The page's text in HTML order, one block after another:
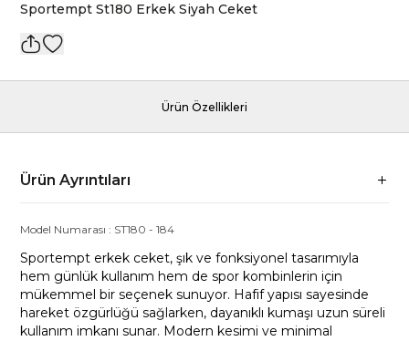
Sportempt St180 Erkek Siyah Ceket
Ürün Özellikleri
Ürün Ayrıntıları
Model Numarası : ST180 -184
Sportempt erkek ceket, şık ve fonksiyonel tasarımıyla
hem günlük kullanım hem de spor kombinlerin için
mükemmel bir seçenek sunuyor. Hafif yapısı sayesinde
hareket özgürlüğü sağlarken, dayanıklı kumaşı uzun süreli
kullanım imkanı sunar. Modern kesimi ve minimal